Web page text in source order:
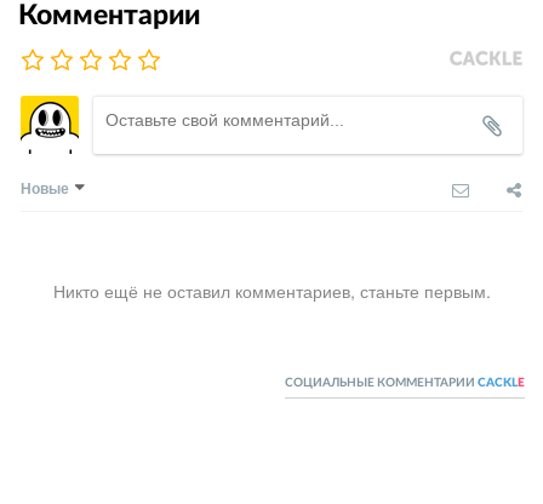
Комментарии
Новые
Никто ещё не оставил комментариев, станьте первым.
СОЦИАЛЬНЫЕ КОММЕНТАРИИ CACKL E